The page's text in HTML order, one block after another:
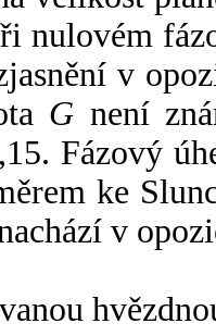
nulovém
v
G není
Fázový
ke
v